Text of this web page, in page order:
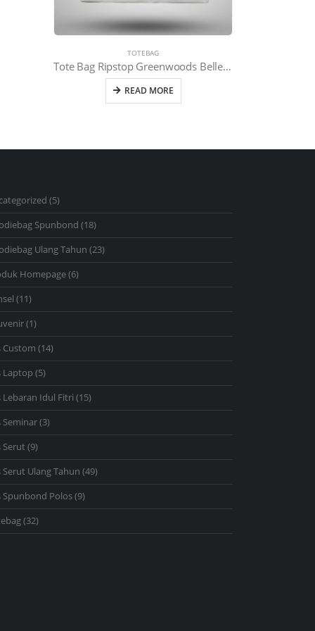
TOTEBAG
Tote Bag Ripstop Greenwoods Belle Legoso Residence Krem Tali Hijau
READ MORE
55
products
Spunbond 1818
products
Ulang Tahun 2323
products
Homepage 66
products
1111
products
11
product
Custom 1414
products
Laptop 55
products
Lebaran Idul Fitri 1515
products
Seminar 33
products
Serut 99
products
Serut Ulang Tahun 4949
products
Spunbond Polos 99
products
3232
products